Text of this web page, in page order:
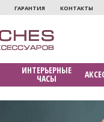
ГАРАНТИЯ КОНТАКТЫ
ИНТЕРЬЕРНЫЕ
ЧАСЫ